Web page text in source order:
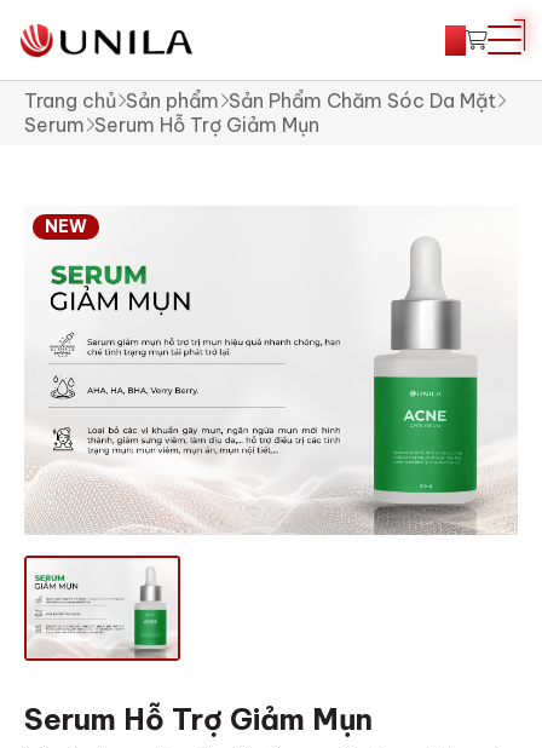
Trang chủ Sản phẩm Sản Phẩm Chăm Sóc Da Mặt
Serum Serum Hỗ Trợ Giảm Mụn
NEW
Serum Hỗ Trợ Giảm Mụn